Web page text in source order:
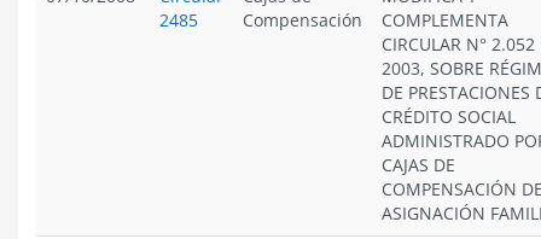
2485
Compensación
COMPLEMENTA
CIRCULAR N° 2.052
2003, SOBRE
DE PRESTACIONES
CRÉDITO SOCIAL
ADMINISTRADO
CAJAS DE
COMPENSACIÓN
ASIGNACIÓN